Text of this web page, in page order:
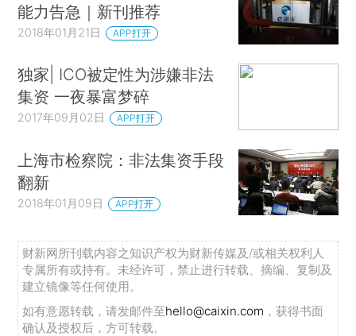
能力告急｜新刊推荐
2018年01月21日 APP打开
独家| ICO被定性为涉嫌非法
集资 一夜暴富梦碎
2017年09月02日 APP打开
上海市检察院：非法集资手段
翻新
2018年01月09日 APP打开
财新网所刊载内容之知识产权为财新传媒及/或相关权利人
专属所有或持有。未经许可，禁止进行转载、摘编、复制及
建立镜像等任何使用。
如有意愿转载，请发邮件至hello@caixin.com ，获得书面
确认及授权后，方可转载。